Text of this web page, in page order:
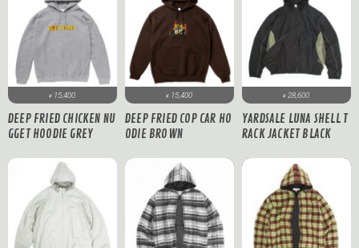
¥ 15,400
DEEP FRIED CHICKEN NU
GGET HOODIE GREY
¥ 15,400
DEEP FRIED COP CAR HO
ODIE BROWN
¥ 28,600
YARDSALE LUNA SHELL T
RACK JACKET BLACK